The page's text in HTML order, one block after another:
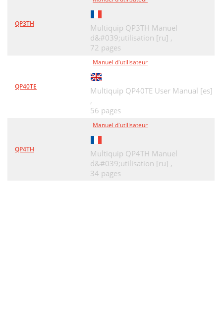
QP3TH
Multiquip QP3TH Manuel
d&#039;utilisation [ru] ,
72 pages
QP40TE
Manuel d'utilisateur
Multiquip QP40TE User Manual [es]
,
56 pages
QP4TH
Manuel d'utilisateur
Multiquip QP4TH Manuel
d&#039;utilisation [ru] ,
34 pages